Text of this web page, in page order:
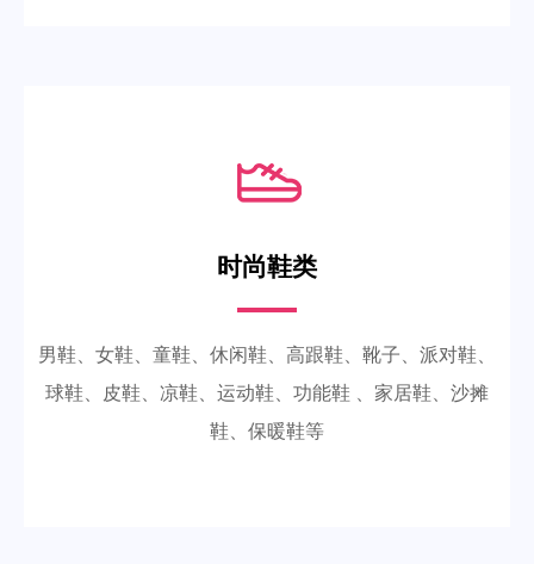
时尚鞋类
男鞋、女鞋、童鞋、休闲鞋、高跟鞋、靴子、派对鞋、
球鞋、皮鞋、凉鞋、运动鞋、功能鞋 、家居鞋、沙摊
鞋、保暖鞋等